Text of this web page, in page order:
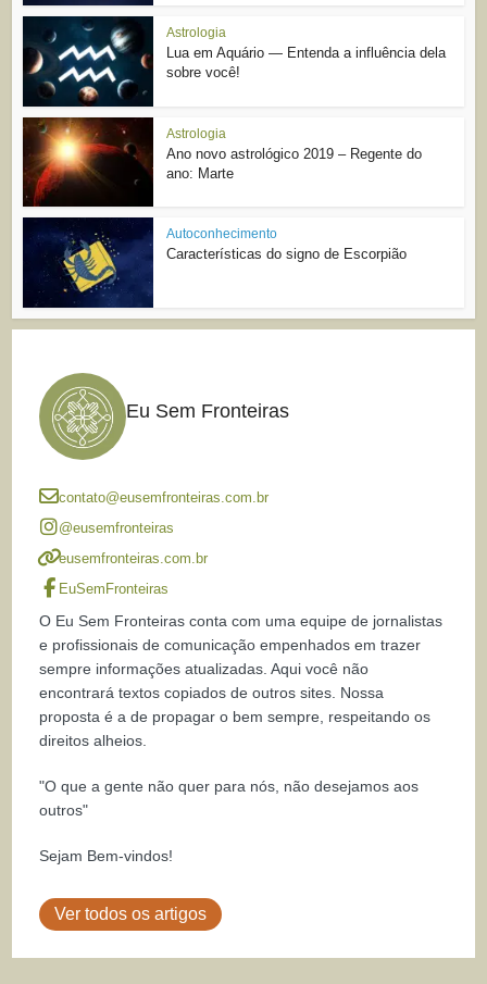
Astrologia
Lua em Aquário — Entenda a influência dela
sobre você!
Astrologia
Ano novo astrológico 2019 – Regente do
ano: Marte
Autoconhecimento
Características do signo de Escorpião
Eu Sem Fronteiras
contato@eusemfronteiras.com.br
@eusemfronteiras
eusemfronteiras.com.br
EuSemFronteiras
O Eu Sem Fronteiras conta com uma equipe de jornalistas
e profissionais de comunicação empenhados em trazer
sempre informações atualizadas. Aqui você não
encontrará textos copiados de outros sites. Nossa
proposta é a de propagar o bem sempre, respeitando os
direitos alheios.
"O que a gente não quer para nós, não desejamos aos
outros"
Sejam Bem-vindos!
Ver todos os artigos